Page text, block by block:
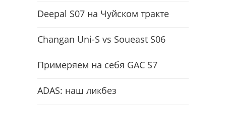
Deepal S07 на Чуйском тракте
Changan Uni-S vs Soueast S06
Примеряем на себя GAC S7
ADAS: наш ликбез